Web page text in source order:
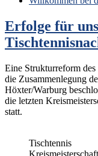
Erfolge für
Eine Strukturreform des
die Zusammenlegung
Höxter/Warburg
die letzten
statt.
Tischtennis